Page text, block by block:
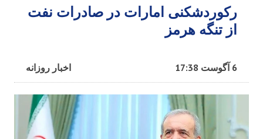
رکوردشکنی امارات در صادرات نفت
از تنگه هرمز
اخبار روزانه 6 آگوست 17:38